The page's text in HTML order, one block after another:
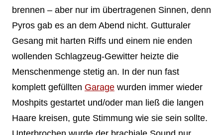
brennen – aber nur im übertragenen Sinnen, denn
Pyros gab es an dem Abend nicht. Gutturaler
Gesang mit harten Riffs und einem nie enden
wollenden Schlagzeug-Gewitter heizte die
Menschenmenge stetig an. In der nun fast
komplett gefüllten Garagewurden immer wieder
Moshpits gestartet und/oder man ließ die langen
Haare kreisen, gute Stimmung wie sie sein sollte.